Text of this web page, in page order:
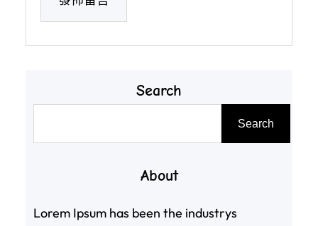
Search
Search
About
Lorem Ipsum has been the industrys